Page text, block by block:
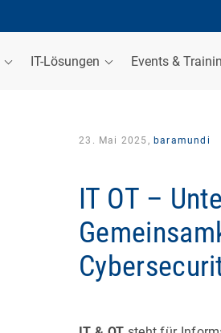
IT-Lösungen Events &
23. Mai 2025, baramundi
IT OT –